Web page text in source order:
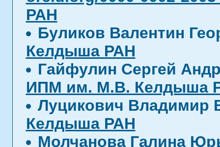
РАН
Буликов Валентин
Келдыша РАН
Гайфулин Сергей
ИПМ им. М.В. Келдыша
Луцикович
Келдыша РАН
Молчанова Галина